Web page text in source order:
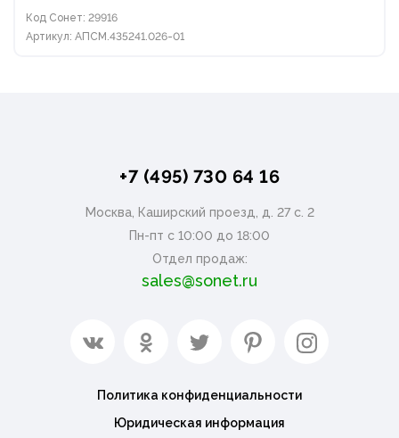
Код Сонет: 29916
Артикул: АПСМ.435241.026-01
+7 (495) 730 64 16
Москва, Каширский проезд, д. 27 с. 2
Пн-пт с 10:00 до 18:00
Отдел продаж:
sales@sonet.ru
Политика конфиденциальности
Юридическая информация